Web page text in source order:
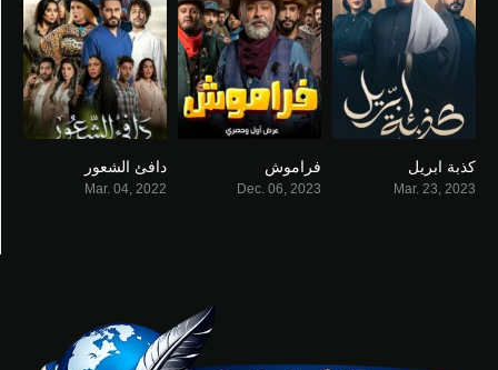
كذبة ابريل
Mar. 23, 2023
فراموش
Dec. 06, 2023
دافئ الشعور
Mar. 04, 2022